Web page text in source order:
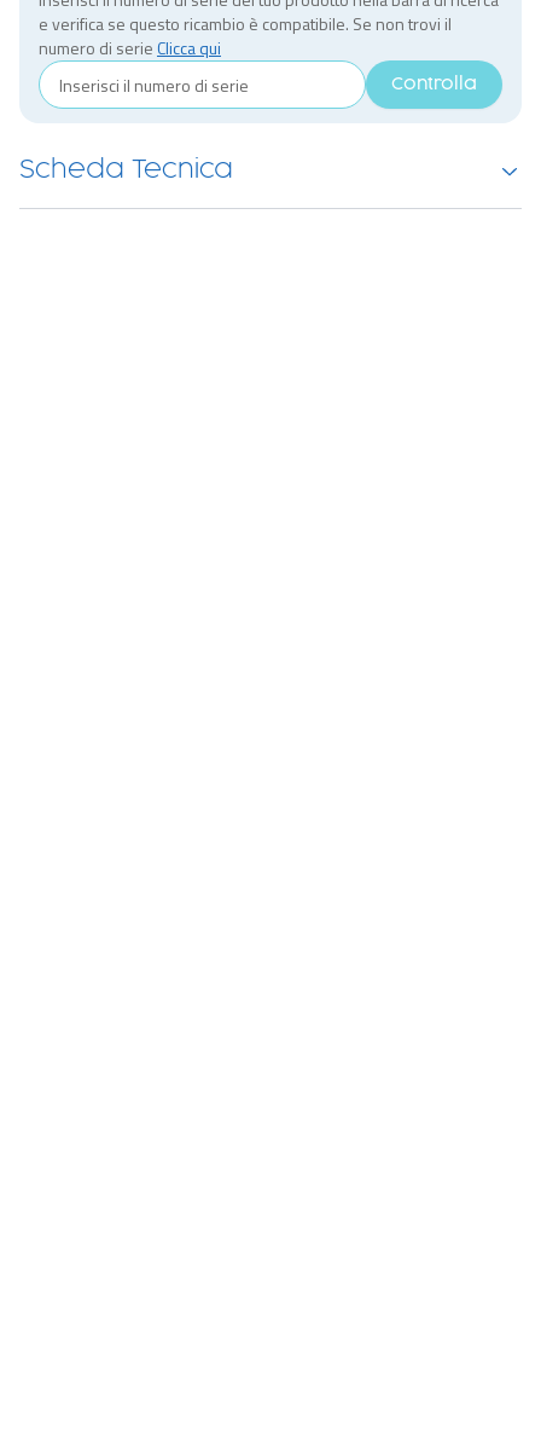
e verifica se questo ricambio è compatibile. Se non trovi il
numero di serie Clicca qui
Controlla
Scheda Tecnica